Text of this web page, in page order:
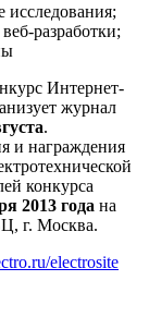
разработки;
Интернет-
журнал
.
и награждения
конкурса
2013 года на
г. Москва.
electrosite